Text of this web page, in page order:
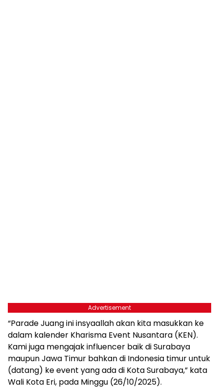
Advertisement
“Parade Juang ini insyaallah akan kita masukkan ke
dalam kalender Kharisma Event Nusantara (KEN).
Kami juga mengajak influencer baik di Surabaya
maupun Jawa Timur bahkan di Indonesia timur untuk
(datang) ke event yang ada di Kota Surabaya,” kata
Wali Kota Eri, pada Minggu (26/10/2025).